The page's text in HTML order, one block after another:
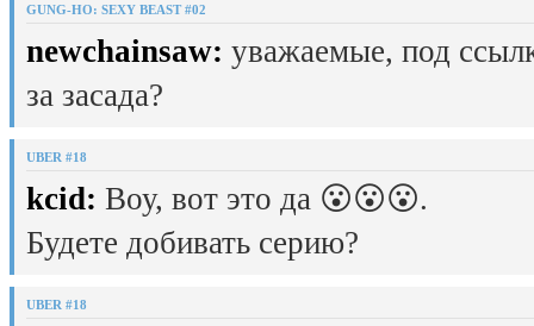
GUNG-HO: SEXY BEAST #02
newchainsaw: уважаемые, под
за засада?
UBER #18
kcid: Воу, вот это да 😮😮😮.
Будете добивать серию?
UBER #18